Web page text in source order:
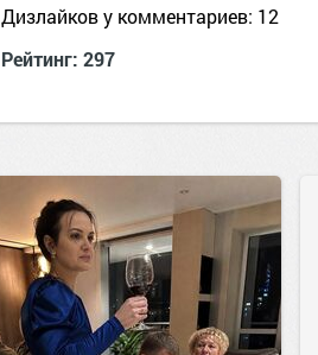
Дизлайков у комментариев: 12
Рейтинг: 297